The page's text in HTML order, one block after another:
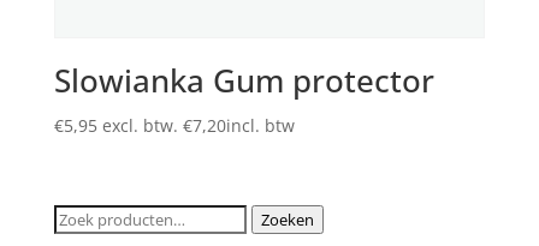
Slowianka Gum protector
€5,95 excl. btw. €7,20incl. btw
Zoeken
Zoeken